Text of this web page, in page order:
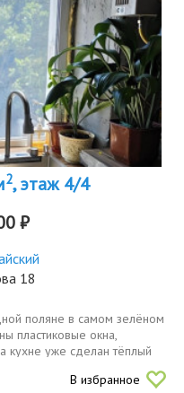
2, этаж 4/4
₽
18
поляне в самом зелёном
пластиковые окна,
кухне уже сделан тёплый
нагрев
В избранное